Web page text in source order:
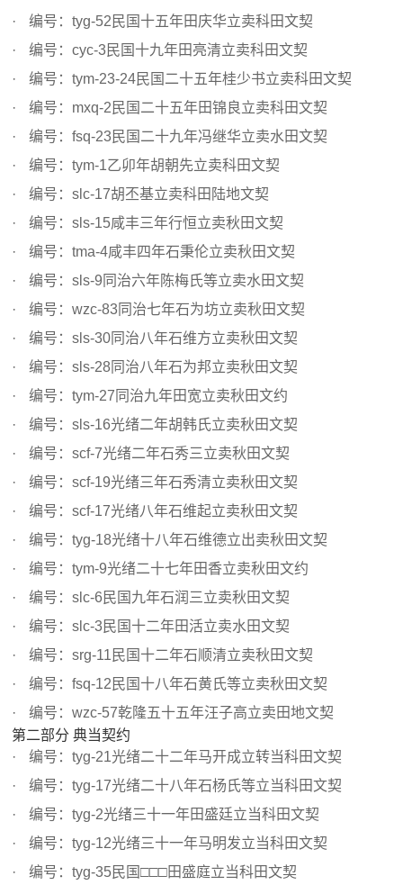
编号：tyg-52民国十五年田庆华立卖科田文契
编号：cyc-3民国十九年田亮清立卖科田文契
编号：tym-23-24民国二十五年桂少书立卖科田文契
编号：mxq-2民国二十五年田锦良立卖科田文契
编号：fsq-23民国二十九年冯继华立卖水田文契
编号：tym-1乙卯年胡朝先立卖科田文契
编号：slc-17胡丕基立卖科田陆地文契
编号：sls-15咸丰三年行恒立卖秋田文契
编号：tma-4咸丰四年石秉伦立卖秋田文契
编号：sls-9同治六年陈梅氏等立卖水田文契
编号：wzc-83同治七年石为坊立卖秋田文契
编号：sls-30同治八年石维方立卖秋田文契
编号：sls-28同治八年石为邦立卖秋田文契
编号：tym-27同治九年田宽立卖秋田文约
编号：sls-16光绪二年胡韩氏立卖秋田文契
编号：scf-7光绪二年石秀三立卖秋田文契
编号：scf-19光绪三年石秀清立卖秋田文契
编号：scf-17光绪八年石维起立卖秋田文契
编号：tyg-18光绪十八年石维德立出卖秋田文契
编号：tym-9光绪二十七年田香立卖秋田文约
编号：slc-6民国九年石润三立卖秋田文契
编号：slc-3民国十二年田活立卖水田文契
编号：srg-11民国十二年石顺清立卖秋田文契
编号：fsq-12民国十八年石黄氏等立卖秋田文契
编号：wzc-57乾隆五十五年汪子高立卖田地文契
第二部分 典当契约
编号：tyg-21光绪二十二年马开成立转当科田文契
编号：tyg-17光绪二十八年石杨氏等立当科田文契
编号：tyg-2光绪三十一年田盛廷立当科田文契
编号：tyg-12光绪三十一年马明发立当科田文契
编号：tyg-35民国□□□田盛庭立当科田文契